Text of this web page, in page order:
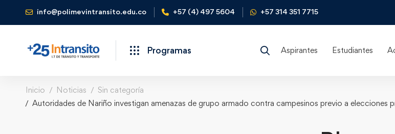
info@polimevintransito.edu.co +57 (4) 497 5604 +57 314 351 7715
Programas Aspirantes Estudiantes
Inicio Noticias
Sin categoría
Autoridades de Nariño investigan amenazas de grupo armado contra campesinos previo a elecciones